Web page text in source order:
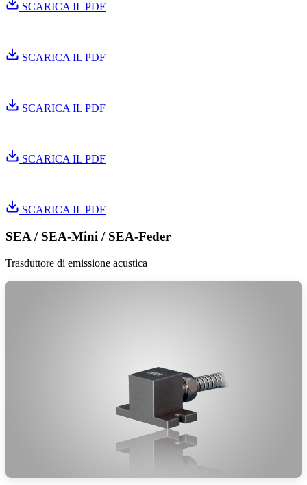
SCARICA IL PDF
SCARICA IL PDF
SCARICA IL PDF
SCARICA IL PDF
SCARICA IL PDF
SEA / SEA-Mini / SEA-Feder
Trasduttore di emissione acustica